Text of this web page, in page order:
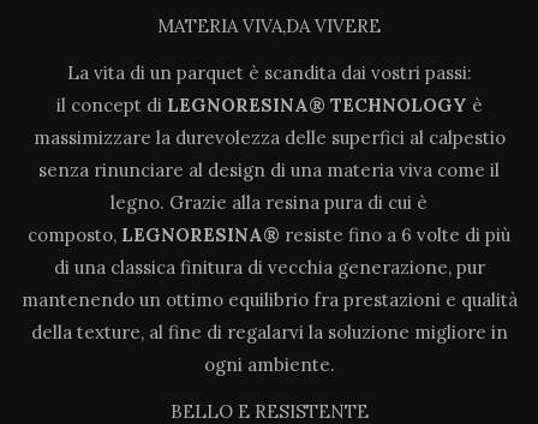
MATERIA VIVA,DA VIVERE
La vita di un parquet è scandita dai vostri passi:
il concept di LEGNORESINA® TECHNOLOGY è
massimizzare la durevolezza delle superfici al calpestio
senza rinunciare al design di una materia viva come il
legno. Grazie alla resina pura di cui è
composto, LEGNORESINA® resiste fino a 6 volte di più
di una classica finitura di vecchia generazione, pur
mantenendo un ottimo equilibrio fra prestazioni e qualità
della texture, al fine di regalarvi la soluzione migliore in
ogni ambiente.
BELLO E RESISTENTE